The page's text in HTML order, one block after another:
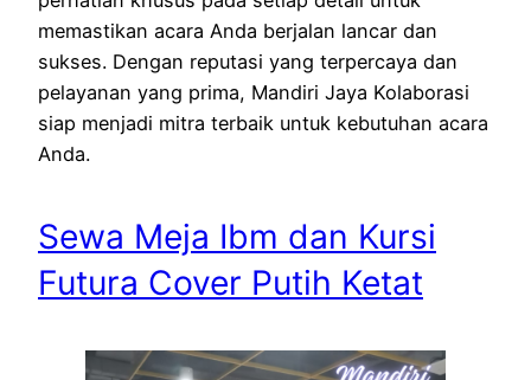
memastikan acara Anda berjalan lancar dan
sukses. Dengan reputasi yang terpercaya dan
pelayanan yang prima, Mandiri Jaya Kolaborasi
siap menjadi mitra terbaik untuk kebutuhan acara
Anda.
Sewa Meja Ibm dan Kursi
Futura Cover Putih Ketat